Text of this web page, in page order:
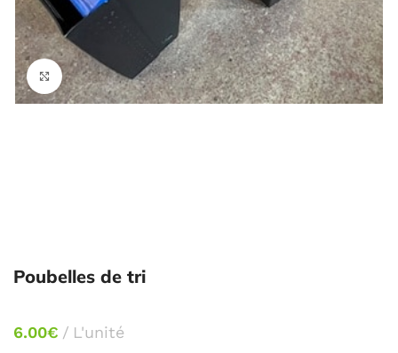
Agrandir
Poubelles de tri
6.00€ L'unité